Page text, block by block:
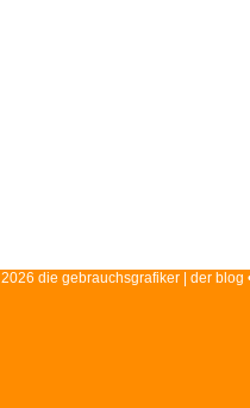
2026 die gebrauchsgrafiker | der blog